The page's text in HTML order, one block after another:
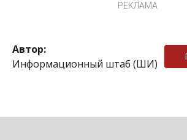
РЕКЛАМА
Автор:
Информационный штаб (ШИ)